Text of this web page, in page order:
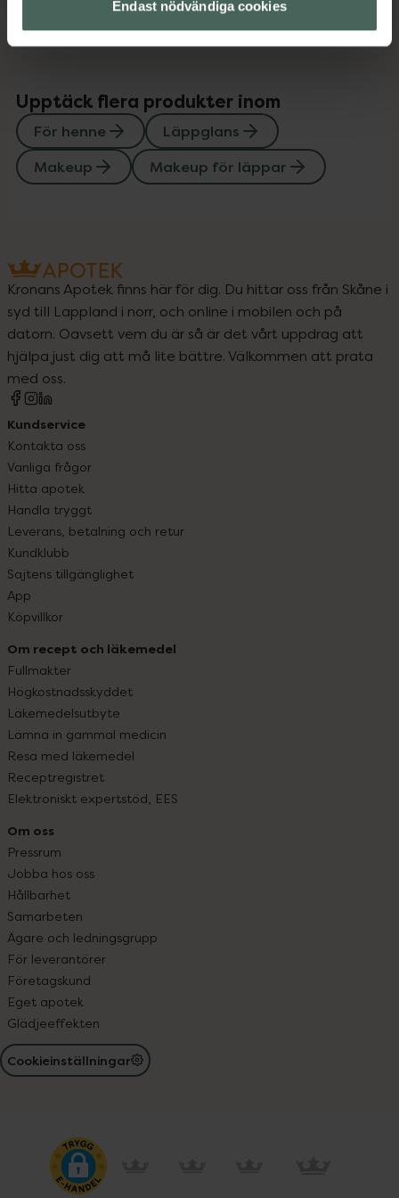
Endast nödvändiga cookies
Instruktioner
Upptäck flera produkter inom
För henne
Läppglans
Makeup
Makeup för läppar
Kronans Apotek finns här för dig. Du hittar oss från Skåne i
syd till Lappland i norr, och online i mobilen och på
datorn. Oavsett vem du är så är det vårt uppdrag att
hjälpa just dig att må lite bättre. Välkommen att prata
med oss.
Kundservice
Kontakta oss
Vanliga frågor
Hitta apotek
Handla tryggt
Leverans, betalning och retur
Kundklubb
Sajtens tillgänglighet
App
Köpvillkor
Om recept och läkemedel
Fullmakter
Högkostnadsskyddet
Läkemedelsutbyte
Lämna in gammal medicin
Resa med läkemedel
Receptregistret
Elektroniskt expertstöd, EES
Om oss
Pressrum
Jobba hos oss
Hållbarhet
Samarbeten
Ägare och ledningsgrupp
För leverantörer
Företagskund
Eget apotek
Glädjeeffekten
Cookieinställningar